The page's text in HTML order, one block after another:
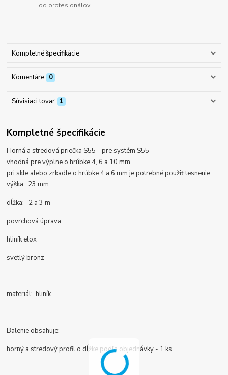
od profesionálov
Kompletné špecifikácie
Komentáre 0
Súvisiaci tovar 1
Kompletné špecifikácie
Horná a stredová priečka S55 -pre systém S55
vhodná prevýplne o hrúbke 4, 6 a 10 mm
pri skle alebo zrkadle o hrúbke 4 a 6 mm je potrebné použiť tesnenie
výška: 23 mm
dĺžka: 2 a 3 m
povrchová úprava
hliník elox
svetlý bronz
materiál: hliník
Balenie obsahuje:
horný a stredový profil o dĺžke podľa objednávky - 1 ks